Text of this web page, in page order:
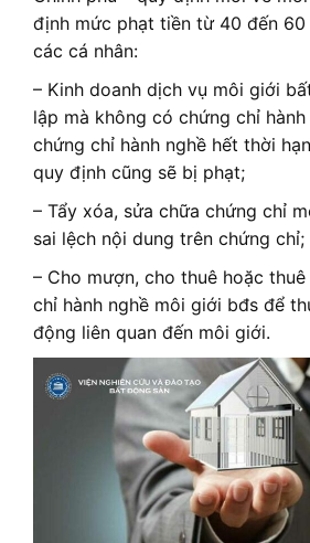
định mức phạt tiền từ 40 đến
các cá nhân:
– Kinh doanh dịch vụ môi giới
lập mà không có chứng chỉ
chứng chỉ hành nghề hết thời
quy định cũng sẽ bị phạt;
– Tẩy xóa, sửa chữa chứng chỉ
sai lệch nội dung trên chứng chỉ;
– Cho mượn, cho thuê hoặc
chỉ hành nghề môi giới bđs để
động liên quan đến môi giới.